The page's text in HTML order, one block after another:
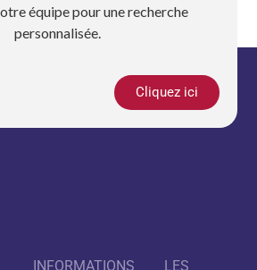
équipe pour une recherche
personnalisée.
Cliquez ici
INFORMATIONS
LES